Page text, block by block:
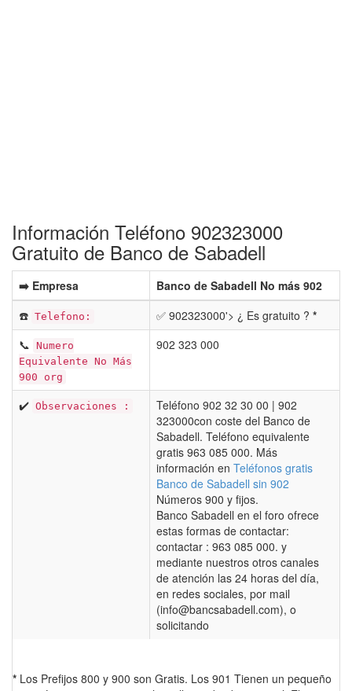
Información Teléfono 902323000
Gratuito de Banco de Sabadell
➡️ Empresa
Banco de Sabadell No más 902
☎️ Telefono: ✅ 902323000'> ¿ Es gratuito ? *
📞 Numero
Equivalente No Más
900 org
902 323 000
✔️ Observaciones :
Teléfono 902 32 30 00 | 902
323000con coste del Banco de
Sabadell. Teléfono equivalente
gratis 963 085 000. Más
información en Teléfonos gratis
Banco de Sabadell sin 902
Números 900 y fijos.
Banco Sabadell en el foro ofrece
estas formas de contactar:
contactar : 963 085 000. y
mediante nuestros otros canales
de atención las 24 horas del día,
en redes sociales, por mail
(info@bancsabadell.com), o
solicitando
* Los Prefijos 800 y 900 son Gratis. Los 901 Tienen un pequeño